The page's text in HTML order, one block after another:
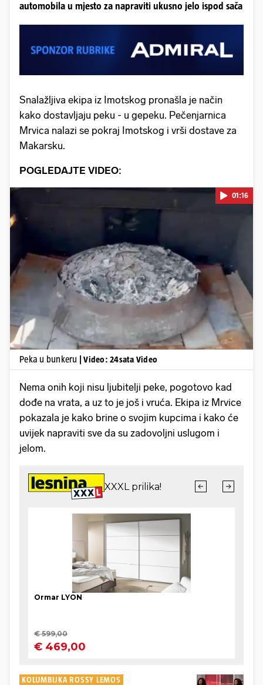
automobila u mjesto za napraviti ukusno jelo ispod sača
Snalažljiva ekipa iz Imotskog pronašla je način
kako dostavljaju peku - u gepeku. Pečenjarnica
Mrvica nalazi se pokraj Imotskog i vrši dostave za
Makarsku.
POGLEDAJTE VIDEO:
Pokretanje videa...
01:16
Peka u bunkeru | Video: 24sata Video
Nema onih koji nisu ljubitelji peke, pogotovo kad
dođe na vrata, a uz to je još i vruća. Ekipa iz Mrvice
pokazala je kako brine o svojim kupcima i kako će
uvijek napraviti sve da su zadovoljni uslugom i
jelom.
KOLUMBIJKA ROSSY LEMOS